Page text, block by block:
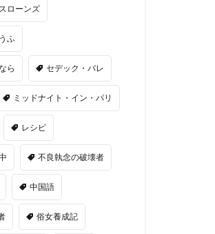
ローンズ
ふ
ら セデック・バレ
ミッドナイト・イン・パリ
レシピ
不良執念の破壊者
中国語
俗女養成記